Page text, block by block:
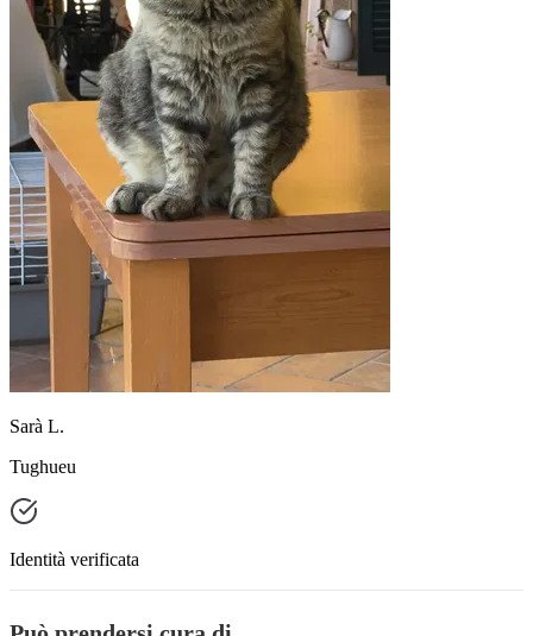
Sarà L.
Tughueu
Identità verificata